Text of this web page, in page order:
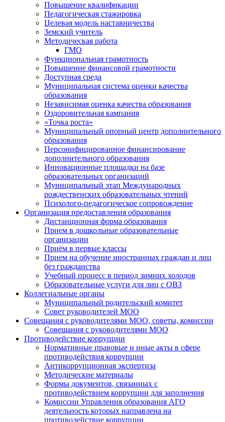
Повышение квалификации
Педагогическая стажировка
Целевая модель наставничества
Земский учитель
Методическая работа
ГМО
Функциональная грамотность
Повышение финансовой грамотности
Доступная среда
Муниципальная система оценки качества
образования
Независимая оценка качества образования
Оздоровительная кампания
«Точка роста»
Муниципальный опорный центр дополнительного
образования
Персонифицированное финансирование
дополнительного образования
Инновационные площадки на базе
образовательных организаций
Муниципальный этап Международных
рождественских образовательных чтений
Психолого-педагогическое сопровождение
Организация предоставления образования
Дистанционная форма образования
Прием в дошкольные образовательные
организации
Приём в первые классы
Прием на обучение иностранных граждан и лиц
без гражданства
Учебный процесс в период зимних холодов
Образовательные услуги для лиц с ОВЗ
Коллегиальные органы
Муниципальный родительский комитет
Совет руководителей МОО
Совещания с руководителями МОО, советы, комиссии
Совещания с руководителями МОО
Противодействие коррупции
Нормативные правовые и иные акты в сфере
противодействия коррупции
Антикоррупционная экспертиза
Методические материалы
Формы документов, связанных с
противодействием коррупции для заполнения
Комиссии Управления образования АГО
деятельность которых направлена на
противодействие коррупции